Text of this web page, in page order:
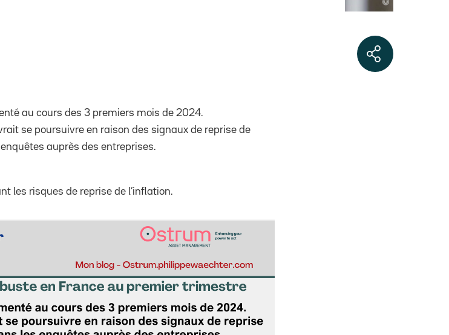
au cours des 3 premiers mois de 2024.
se poursuivre en raison des signaux de reprise de
auprès des entreprises.
les risques de reprise de l’inflation.